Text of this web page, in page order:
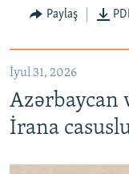
Paylaş
İyul 31, 2026
Azərbaycan
İrana